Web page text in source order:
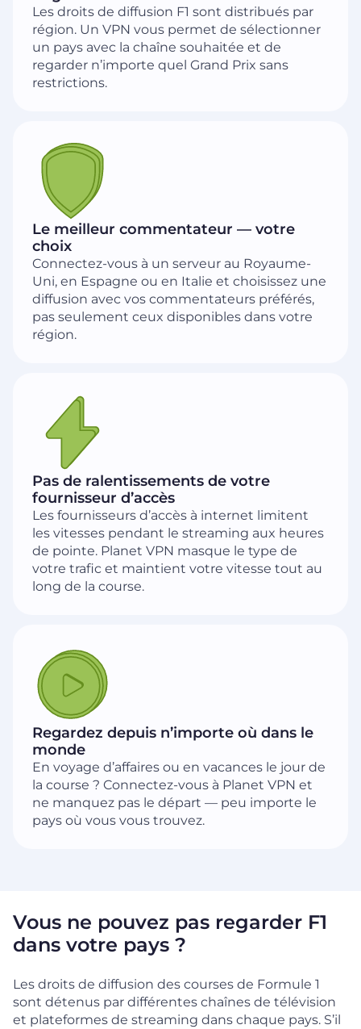
Les droits de diffusion F1 sont distribués par
région. Un VPN vous permet de sélectionner
un pays avec la chaîne souhaitée et de
regarder n’importe quel Grand Prix sans
restrictions.
Le meilleur commentateur — votre
choix
Connectez-vous à un serveur au Royaume-
Uni, en Espagne ou en Italie et choisissez une
diffusion avec vos commentateurs préférés,
pas seulement ceux disponibles dans votre
région.
Pas de ralentissements de votre
fournisseur d’accès
Les fournisseurs d’accès à internet limitent
les vitesses pendant le streaming aux heures
de pointe. Planet VPN masque le type de
votre trafic et maintient votre vitesse tout au
long de la course.
Regardez depuis n’importe où dans le
monde
En voyage d’affaires ou en vacances le jour de
la course ? Connectez-vous à Planet VPN et
ne manquez pas le départ — peu importe le
pays où vous vous trouvez.
Vous ne pouvez pas regarder F1
dans votre pays ?
Les droits de diffusion des courses de Formule 1
sont détenus par différentes chaînes de télévision
et plateformes de streaming dans chaque pays. S’il